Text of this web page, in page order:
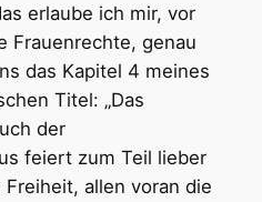
erlaube ich mir, vor
Frauenrechte, genau
das Kapitel 4 meines
Titel: „Das
der
feiert zum Teil lieber
allen voran die